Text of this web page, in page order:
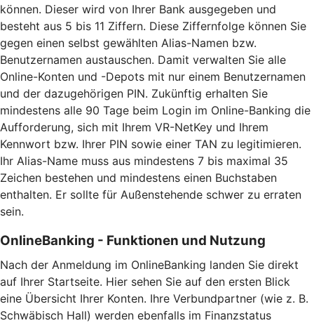
können. Dieser wird von Ihrer Bank ausgegeben und
besteht aus 5 bis 11 Ziffern. Diese Ziffernfolge können Sie
gegen einen selbst gewählten Alias-Namen bzw.
Benutzernamen austauschen. Damit verwalten Sie alle
Online-Konten und -Depots mit nur einem Benutzernamen
und der dazugehörigen PIN. Zukünftig erhalten Sie
mindestens alle 90 Tage beim Login im Online-Banking die
Aufforderung, sich mit Ihrem VR-NetKey und Ihrem
Kennwort bzw. Ihrer PIN sowie einer TAN zu legitimieren.
Ihr Alias-Name muss aus mindestens 7 bis maximal 35
Zeichen bestehen und mindestens einen Buchstaben
enthalten. Er sollte für Außenstehende schwer zu erraten
sein.
OnlineBanking - Funktionen und Nutzung
Nach der Anmeldung im OnlineBanking landen Sie direkt
auf Ihrer Startseite. Hier sehen Sie auf den ersten Blick
eine Übersicht Ihrer Konten. Ihre Verbundpartner (wie z. B.
Schwäbisch Hall) werden ebenfalls im Finanzstatus